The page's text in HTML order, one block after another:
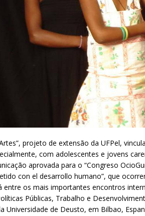
projeto de extensão da UFPel,
com adolescentes e jovens
aprovada para o “Congreso
con el desarrollo humano”, que
entre os mais importantes encontros
Públicas, Trabalho e
Universidade de Deusto, em Bilbao,